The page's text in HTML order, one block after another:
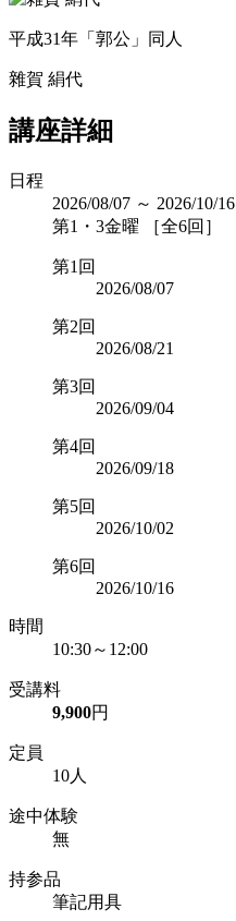
平成31年「郭公」同人
雜賀 絹代
講座詳細
日程
2026/08/07 ～ 2026/10/16
第1・3金曜 ［全6回］
第1回
2026/08/07
第2回
2026/08/21
第3回
2026/09/04
第4回
2026/09/18
第5回
2026/10/02
第6回
2026/10/16
時間
10:30～12:00
受講料
9,900円
定員
10人
途中体験
無
持参品
筆記用具